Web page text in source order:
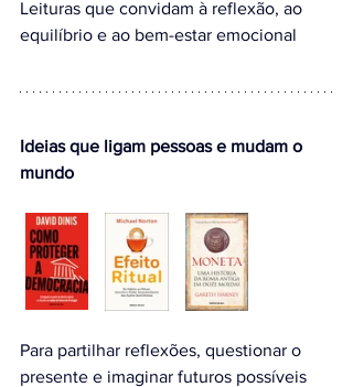
Leituras que convidam à reflexão, ao
equilíbrio e ao bem-estar emocional
Ideias que ligam pessoas e mudam o
mundo
Para partilhar reflexões, questionar o
presente e imaginar futuros possíveis